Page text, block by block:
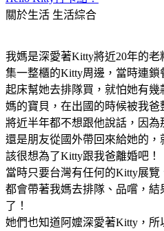
關於生活 生活綜合
我媽是深愛著Kitty將近20年的
集一整櫃的Kitty周邊，當時連
起床幫她去排隊買，就怕她有
媽的寶貝，在出國的時候被我
將近半年都不想跟他說話，因
還是朋友從國外帶回來給她的
該很想為了Kitty跟我爸離婚吧！
當時只要台灣有任何的Kitty展
都會帶著我媽去排隊、品嚐，
了！
她們也知道阿嬤深愛著Kitty，所